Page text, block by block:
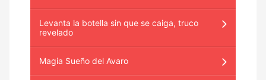
Levanta la botella sin que se caiga, truco
revelado
Magia Sueño del Avaro